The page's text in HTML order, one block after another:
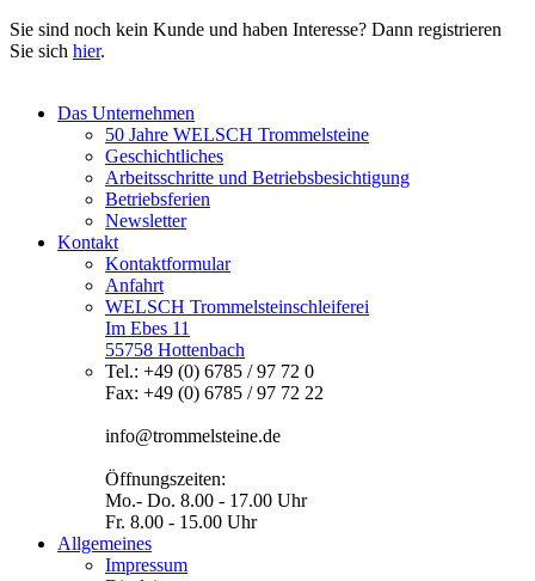
Sie sind noch kein Kunde und haben Interesse? Dann registrieren
Sie sich hier.
Das Unternehmen
50 Jahre WELSCH Trommelsteine
Geschichtliches
Arbeitsschritte und Betriebsbesichtigung
Betriebsferien
Newsletter
Kontakt
Kontaktformular
Anfahrt
WELSCH Trommelsteinschleiferei
Im Ebes 11
55758 Hottenbach
Tel.: +49 (0) 6785 / 97 72 0
Fax: +49 (0) 6785 / 97 72 22
info@trommelsteine.de
Öffnungszeiten:
Mo.- Do. 8.00 - 17.00 Uhr
Fr. 8.00 - 15.00 Uhr
Allgemeines
Impressum